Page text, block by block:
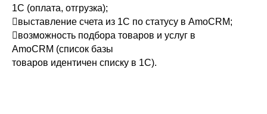
1С (оплата, отгрузка);
выставление счета из 1С по статусу в AmoCRM;
возможность подбора товаров и услуг в
AmoCRM (список базы
товаров идентичен списку в 1С).